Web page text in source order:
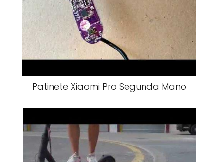
Patinete Xiaomi Pro Segunda Mano